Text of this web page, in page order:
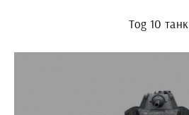
Tog 10 танк